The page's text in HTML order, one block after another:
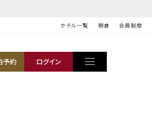
ホテル一覧 朝食 会員制度
予約 ログイン